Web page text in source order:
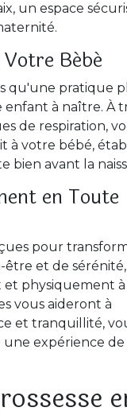
un espace
Bébé
qu'une pratique
à naître. À
de respiration,
à votre bébé,
bien avant la
en Toute
pour
et de sérénité,
physiquement à
vous aideront à
et tranquillité,
une expérience de